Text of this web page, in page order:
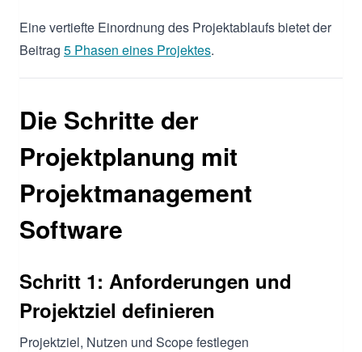
Eine vertiefte Einordnung des Projektablaufs bietet der
Beitrag 5 Phasen eines Projektes.
Die Schritte der
Projektplanung mit
Projektmanagement
Software
Schritt 1: Anforderungen und
Projektziel definieren
Projektziel, Nutzen und Scope festlegen